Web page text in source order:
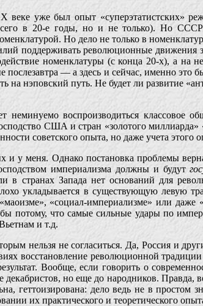
веке уже был опыт «суперэтатистских»
в 20-е годы, но и не только). Но
Но дело не только в
поддерживать революционные
номенклатуры (с конца 20-х), а на
— а здесь и сейчас, именно это
на нэповский путь. Не будет ли развитие
неминуемо воспроизводиться
США и стран «золотого миллиарда»
советского опыта, но даже учета этого
и у меня. Однако постановка проблемы
империализма должны и будут
в странах Запада нет оснований для
укладывается в существующую левую
«социал-империализме» или
потому, что самые сильные удары по
и т.д.
нельзя не согласиться. Да, Россия и
восстановление революционной
Вообще, если говорить о
но еще до народников.
геттоизирована: дело ведь не в
их практического и теоретического